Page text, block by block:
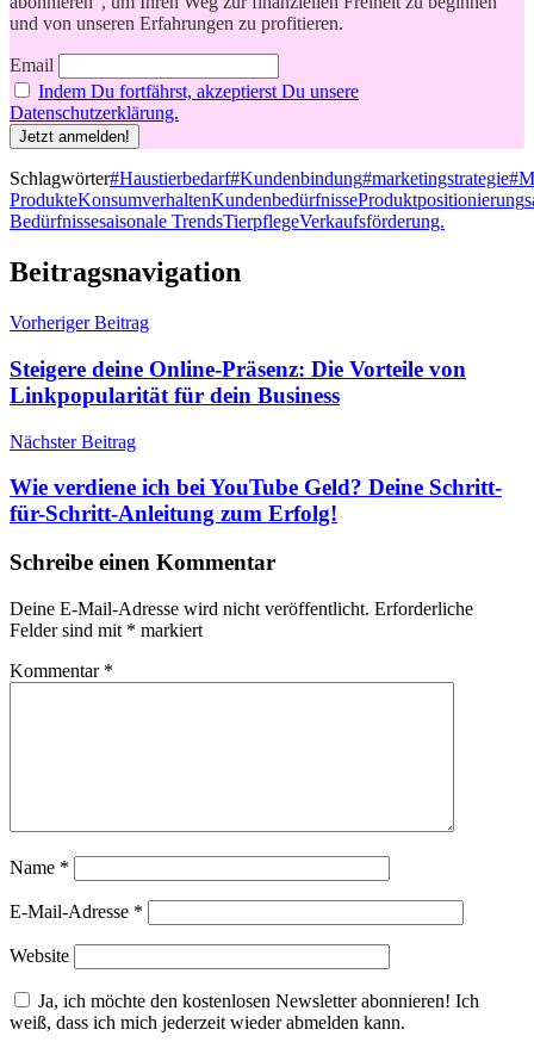
und von unseren Erfahrungen zu profitieren.
Email
Indem Du fortfährst, akzeptierst Du unsere
Datenschutzerklärung.
Schlagwörter#Haustierbedarf#Kundenbindung#marketingstrategie
ProdukteKonsumverhaltenKundenbedürfnisseProduktpositionierung
Bedürfnissesaisonale TrendsTierpflegeVerkaufsförderung.
Beitragsnavigation
Vorheriger Beitrag
Steigere deine Online-Präsenz: Die Vorteile von
Linkpopularität für dein Business
Nächster Beitrag
Wie verdiene ich bei YouTube Geld? Deine Schritt-
für-Schritt-Anleitung zum Erfolg!
Schreibe einen Kommentar
Deine E-Mail-Adresse wird nicht veröffentlicht. Erforderliche
Felder sind mit * markiert
Kommentar *
Name *
E-Mail-Adresse *
Website
Ja, ich möchte den kostenlosen Newsletter abonnieren! Ich
weiß, dass ich mich jederzeit wieder abmelden kann.